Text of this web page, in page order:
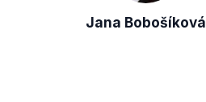
Jana Bobošíková